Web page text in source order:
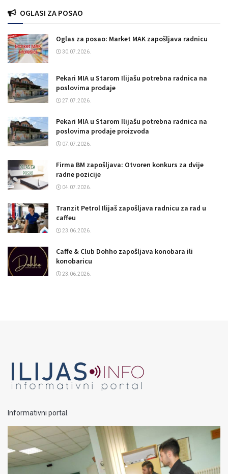
OGLASI ZA POSAO
Oglas za posao: Market MAK zapošljava radnicu
30.07.2026.
Pekari MIA u Starom Ilijašu potrebna radnica na
poslovima prodaje
27.07.2026.
Pekari MIA u Starom Ilijašu potrebna radnica na
poslovima prodaje proizvoda
07.07.2026.
Firma BM zapošljava: Otvoren konkurs za dvije
radne pozicije
04.07.2026.
Tranzit Petrol Ilijaš zapošljava radnicu za rad u
caffeu
23.06.2026.
Caffe & Club Dohho zapošljava konobara ili
konobaricu
23.06.2026.
Informativni portal.